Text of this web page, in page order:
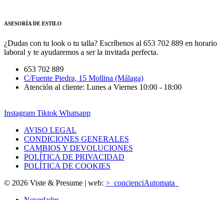
ASESORÍA DE ESTILO
¿Dudas con tu look o tu talla? Escríbenos al 653 702 889 en horario
laboral y te ayudaremos a ser la invitada perfecta.
653 702 889
C/Fuente Piedra, 15 Mollina (Málaga)
Atención al cliente: Lunes a Viernes 10:00 - 18:00
Instagram Tiktok Whatsapp
AVISO LEGAL
CONDICIONES GENERALES
CAMBIOS Y DEVOLUCIONES
POLÍTICA DE PRIVACIDAD
POLÍTICA DE COOKIES
© 2026 Viste & Presume | web: >_concienciAutomata_